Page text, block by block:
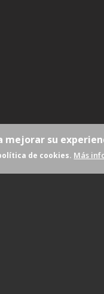
su
de cookies. Más